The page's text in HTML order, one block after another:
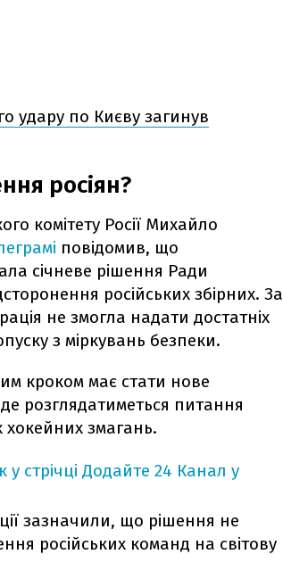
удару по Києву загинув
росіян?
комітету Росії Михайло
повідомив, що
січневе рішення Ради
російських збірних. За
не змогла надати достатніх
з міркувань безпеки.
кроком має стати нове
розглядатиметься питання
хокейних змагань.
стрічці Додайте 24 Канал у
зазначили, що рішення не
російських команд на світову